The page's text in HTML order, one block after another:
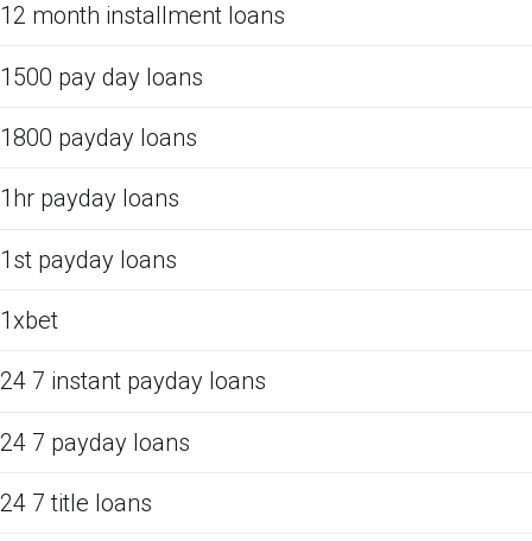
12 month installment loans
1500 pay day loans
1800 payday loans
1hr payday loans
1st payday loans
1xbet
24 7 instant payday loans
24 7 payday loans
24 7 title loans